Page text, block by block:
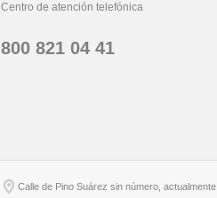
Centro de atención telefónica
800 821 04 41
Calle de Pino Suárez sin número, actualmente